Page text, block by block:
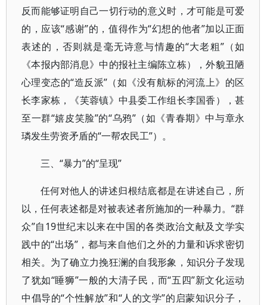
反而能够证明自己一切行动的意义时，才可能是可爱
的，应该“感谢”的，值得作为“幻想的他者”加以正面
表述的，否则就是毫无诗意与情趣的“大老粗”（如
《本报内部消息》中的报社主编陈立栋），外貌丑陋
心理变态的“造反派”（如《没有航标的河流上》的区
长李家栋，《芙蓉镇》中县委工作组长李国香），甚
至一群“嬉皮笑脸”的“乌鸦”（如《青春期》中与章永
璘发生劳资矛盾的“一帮农民工”）。
三、“暴力”的“呈现”
任何对他人的讲述归根结底都是在讲述自己，所
以，任何表述都是对被表述者所施加的一种暴力。“群
众”自19世纪末以来在中国的各类政治文献及文学实
践中的“出场”，都与来自他们之外的力量和诉求密切
相关。为了确立力挽狂澜的自我形象，知识分子发现
了犹如“睡狮”一般的大清子民，而“五四”新文化运动
中倡导的“个性解放”和“人的文学”的启蒙知识分子，